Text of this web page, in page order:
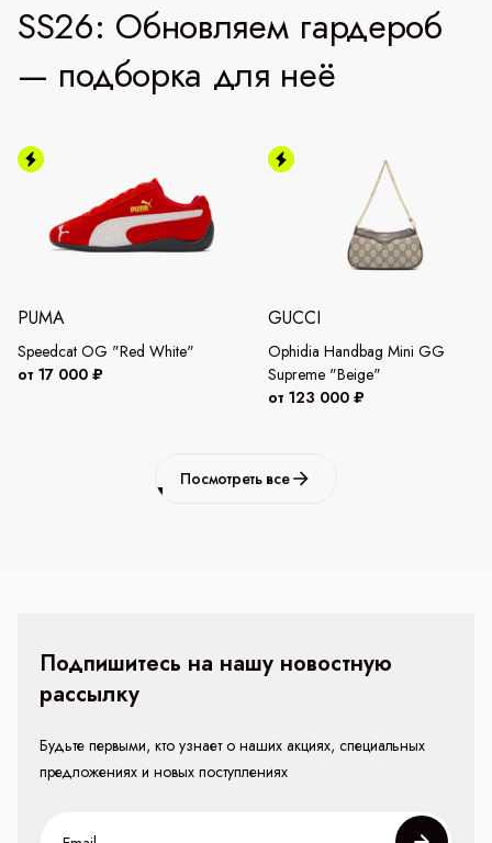
SS26: Обновляем гардероб
— подборка для неё
PUMA
Speedcat OG "Red White"
от 17 000 ₽
GUCCI
Ophidia Handbag Mini GG
Supreme "Beige"
от 123 000 ₽
Посмотреть все
Подпишитесь на нашу новостную
рассылку
Будьте первыми, кто узнает о наших акциях, специальных
предложениях и новых поступлениях